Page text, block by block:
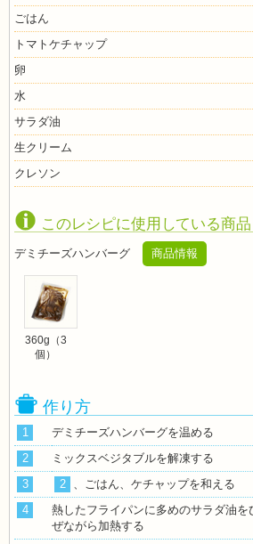
ごはん
トマトケチャップ
卵
水
サラダ油
生クリーム
クレソン
このレシピに使用している商品
デミチーズハンバーグ 商品情報
360g（3
個）
作り方
1
デミチーズハンバーグを温める
2
ミックスベジタブルを解凍する
3
2
、ごはん、ケチャップを和える
4
熱したフライパンに多めのサラダ油を
ぜながら加熱する